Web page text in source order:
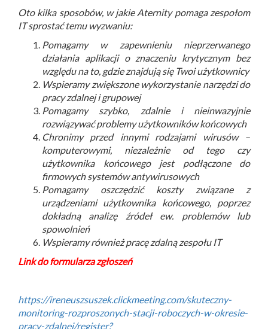
Oto kilka sposobów, w jakie Aternity pomaga zespołom
IT sprostać temu wyzwaniu:
Pomagamy w zapewnieniu nieprzerwanego
działania aplikacji o znaczeniu krytycznym bez
względu na to, gdzie znajdują się Twoi użytkownicy
Wspieramy zwiększone wykorzystanie narzędzi do
pracy zdalnej i grupowej
Pomagamy szybko, zdalnie i nieinwazyjnie
rozwiązywać problemy użytkowników końcowych
Chronimy przed innymi rodzajami wirusów –
komputerowymi, niezależnie od tego czy
użytkownika końcowego jest podłączone do
firmowych systemów antywirusowych
Pomagamy oszczędzić koszty związane z
urządzeniami użytkownika końcowego, poprzez
dokładną analizę źródeł ew. problemów lub
spowolnień
Wspieramy również pracę zdalną zespołu IT
Link do formularza zgłoszeń
https://ireneuszsuszek.clickmeeting.com/skuteczny-
monitoring-rozproszonych-stacji-roboczych-w-okresie-
pracy-zdalnej/register?